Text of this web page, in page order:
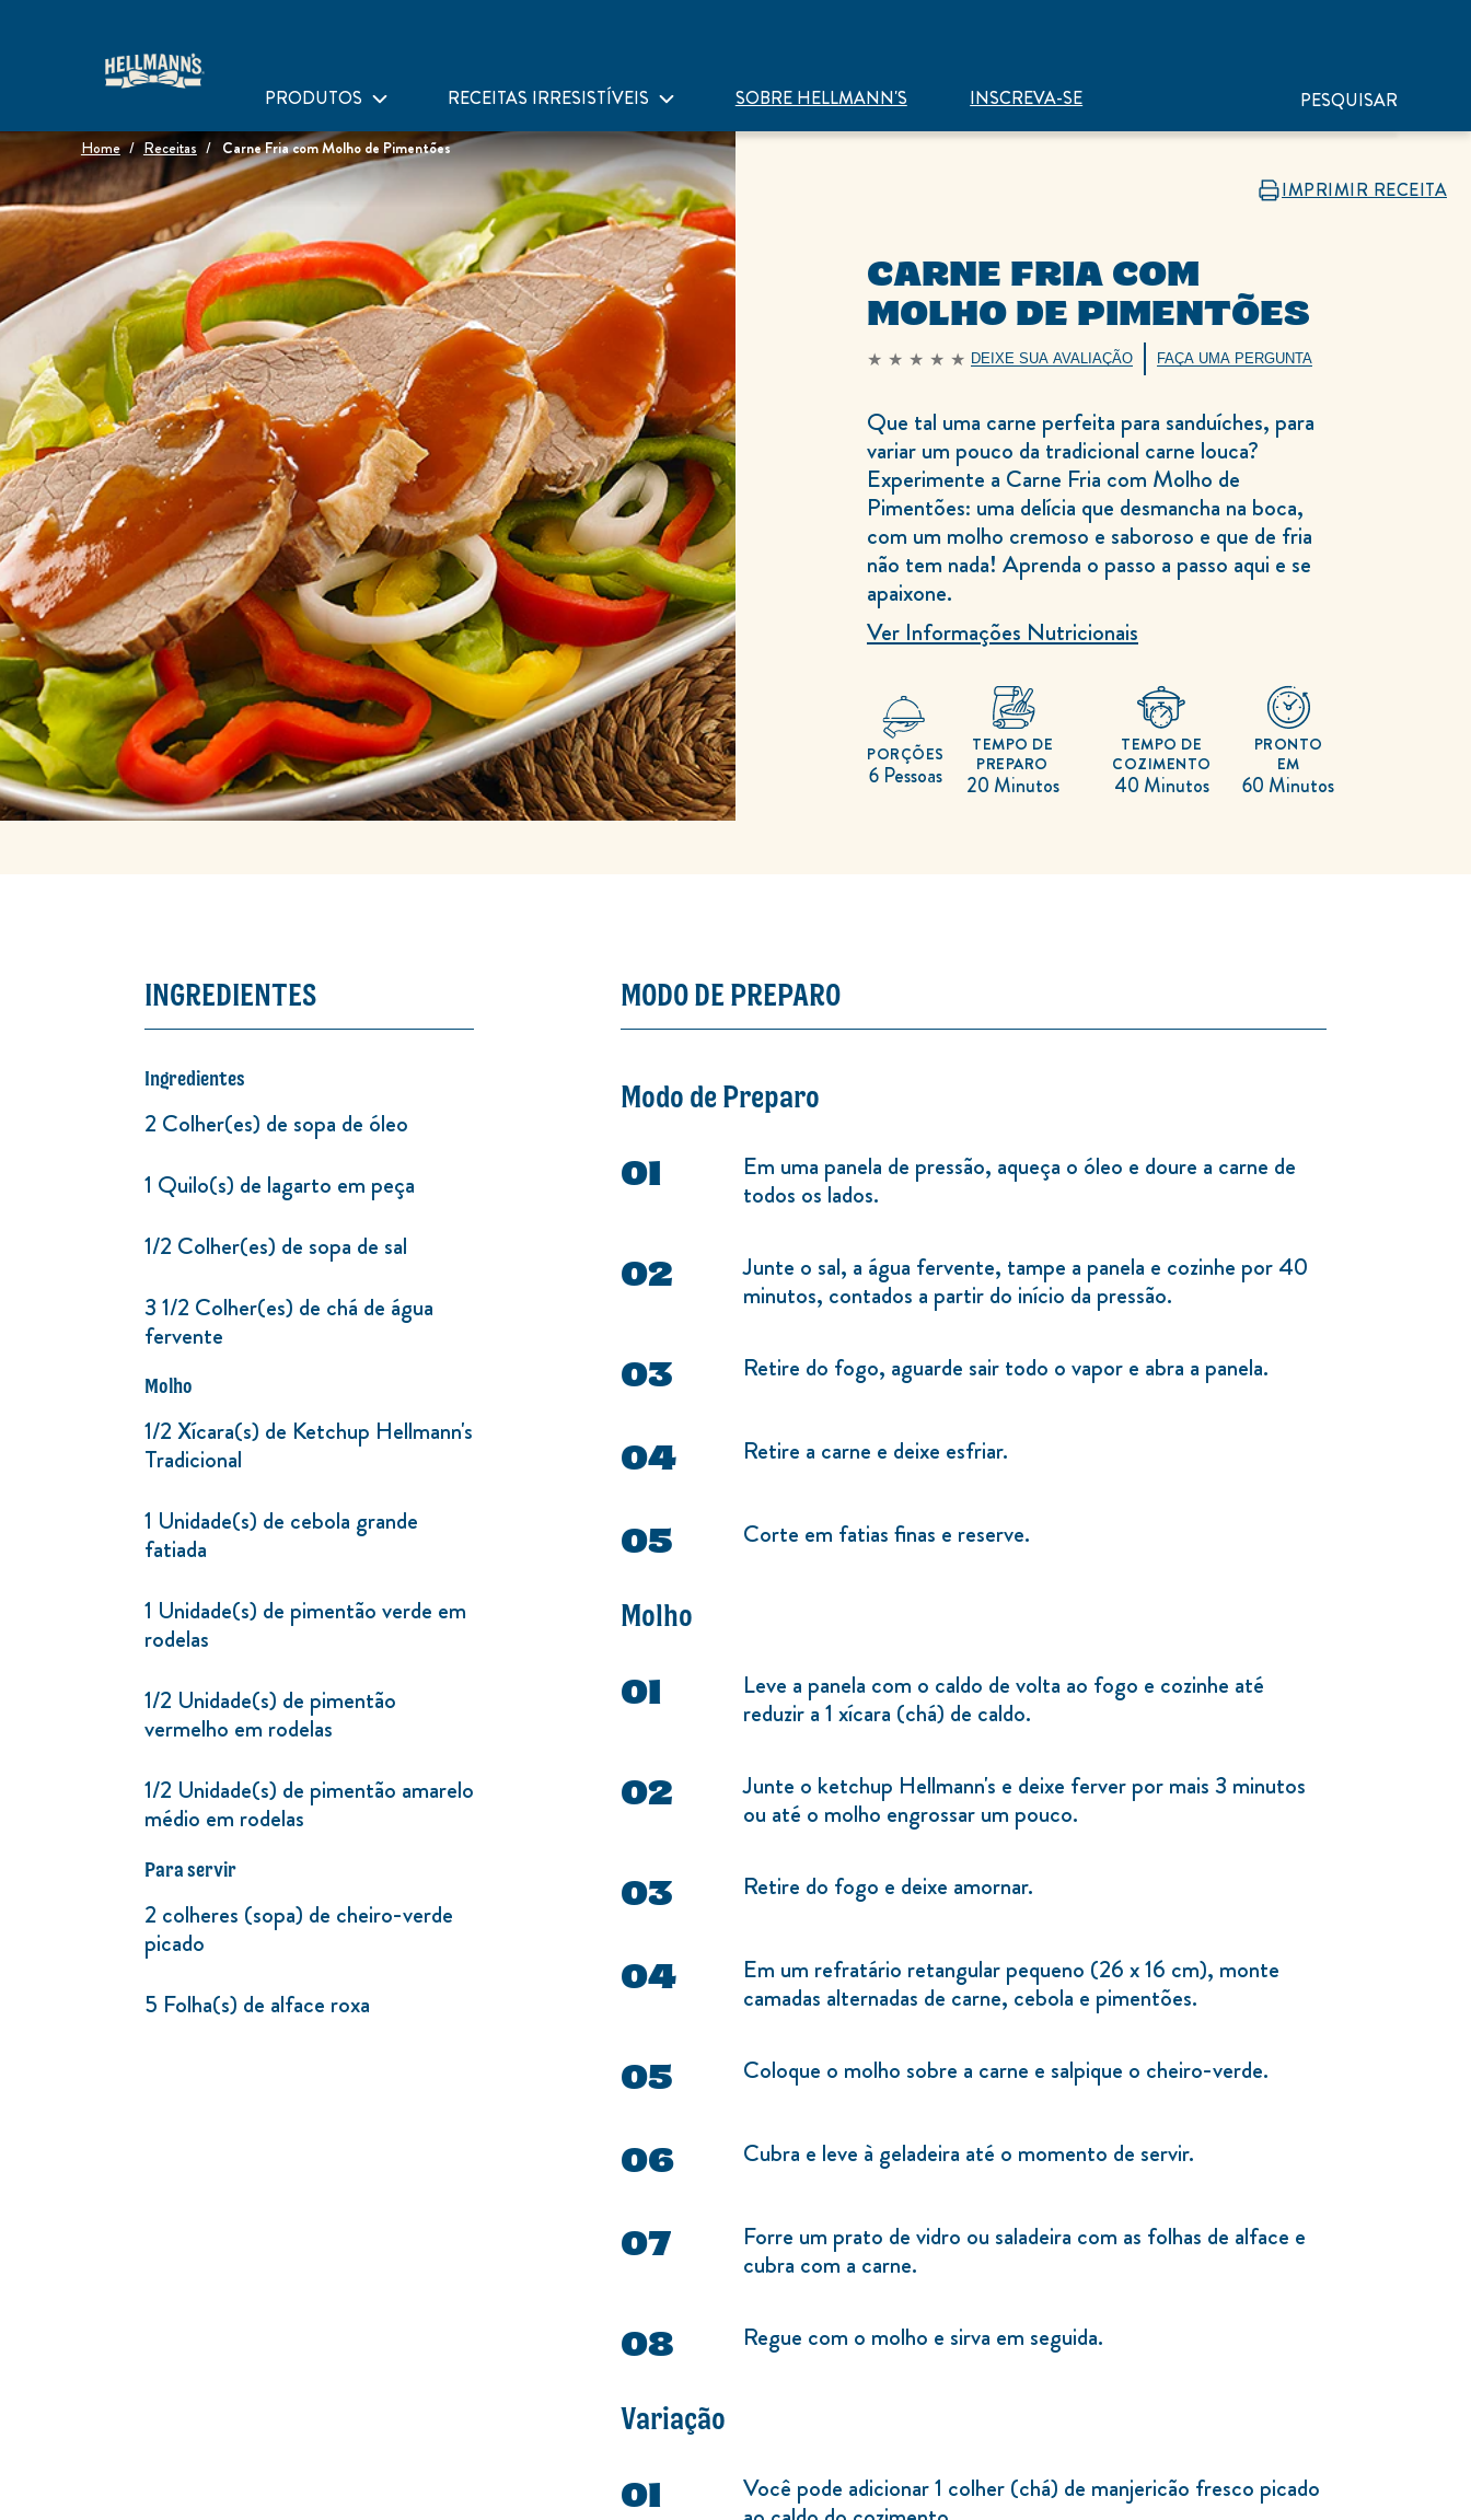
PRODUTOS RECEITAS IRRESISTÍVEIS SOBRE HELLMANN'S INSCREVA-SE PESQUISAR
Home Receitas Carne Fria com Molho de Pimentões
IMPRIMIR RECEITA
CARNE FRIA COM
MOLHO DE PIMENTÕES
Nenhuma
este
recipe
DEIXE SUA AVALIAÇÃO FAÇA UMA PERGUNTA
Que tal uma carne perfeita para sanduíches, para
variar um pouco da tradicional carne louca?
Experimente a Carne Fria com Molho de
Pimentões: uma delícia que desmancha na boca,
com um molho cremoso e saboroso e que de fria
não tem nada! Aprenda o passo a passo aqui e se
apaixone.
Ver Informações Nutricionais
6 Pessoas
PORÇÕES
20 Minutos
TEMPO DE
PREPARO
40 Minutos
TEMPO DE
COZIMENTO
60 Minutos
PRONTO
EM
INGREDIENTES
Ingredientes
2 Colher(es) de sopa de óleo
1 Quilo(s) de lagarto em peça
1/2 Colher(es) de sopa de sal
3 1/2 Colher(es) de chá de água
fervente
Molho
1/2 Xícara(s) de Ketchup Hellmann's
Tradicional
1 Unidade(s) de cebola grande
fatiada
1 Unidade(s) de pimentão verde em
rodelas
1/2 Unidade(s) de pimentão
vermelho em rodelas
1/2 Unidade(s) de pimentão amarelo
médio em rodelas
Para servir
2 colheres (sopa) de cheiro-verde
picado
5 Folha(s) de alface roxa
MODO DE PREPARO
Modo de Preparo
Em uma panela de pressão, aqueça o óleo e doure a carne de
todos os lados.
Junte o sal, a água fervente, tampe a panela e cozinhe por 40
minutos, contados a partir do início da pressão.
Retire do fogo, aguarde sair todo o vapor e abra a panela.
Retire a carne e deixe esfriar.
Corte em fatias finas e reserve.
Molho
Leve a panela com o caldo de volta ao fogo e cozinhe até
reduzir a 1 xícara (chá) de caldo.
Junte o ketchup Hellmann's e deixe ferver por mais 3 minutos
ou até o molho engrossar um pouco.
Retire do fogo e deixe amornar.
Em um refratário retangular pequeno (26 x 16 cm), monte
camadas alternadas de carne, cebola e pimentões.
Coloque o molho sobre a carne e salpique o cheiro-verde.
Cubra e leve à geladeira até o momento de servir.
Forre um prato de vidro ou saladeira com as folhas de alface e
cubra com a carne.
Regue com o molho e sirva em seguida.
Variação
Você pode adicionar 1 colher (chá) de manjericão fresco picado